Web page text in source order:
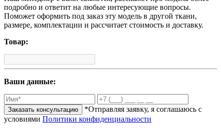
подробно и ответит на любые интересующие вопросы.
Поможет оформить под заказ эту модель в другой ткани,
размере, комплектации и рассчитает стоимость и доставку.
Товар:
Ваши данные:
Заказать консультацию
*Отправляя заявку, я соглашаюсь с
условиями Политики конфиденциальности